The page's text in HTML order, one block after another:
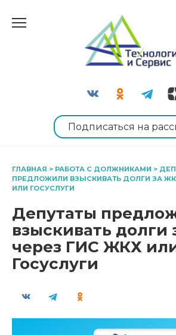
Подписаться на
ГЛАВНАЯ > РАБОТА С ДОЛЖНИКАМИ >
ПРЕДЛОЖИЛИ ВЗЫСКИВАТЬ ДОЛГИ ЗА
ИЛИ ГОСУСЛУГИ
Депутаты
взыскивать
через ГИС ЖКХ
Госуслуги